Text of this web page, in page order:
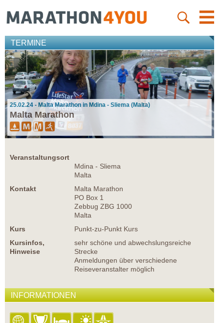
TERMINE
25.02.24 - Malta Marathon in Mdina - Sliema (Malta)
Malta Marathon
Veranstaltungsort
Mdina - Sliema
Malta
Kontakt
Malta Marathon
PO Box 1
Zebbug ZBG 1000
Malta
Kurs
Punkt-zu-Punkt Kurs
Kursinfos,
Hinweise
sehr schöne und abwechslungsreiche
Strecke
Anmeldungen über verschiedene
Reiseveranstalter möglich
INFORMATIONEN